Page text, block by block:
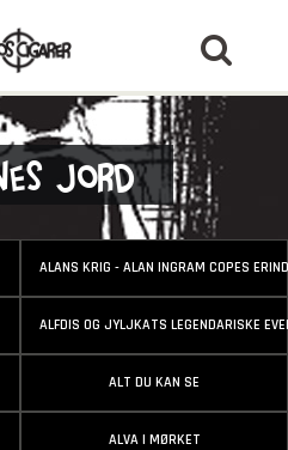
jord
ALANS KRIG - ALAN INGRAM COPES
ALFDIS OG JYLJKATS LEGENDARISKE
ALT DU KAN SE
ALVA I MØRKET